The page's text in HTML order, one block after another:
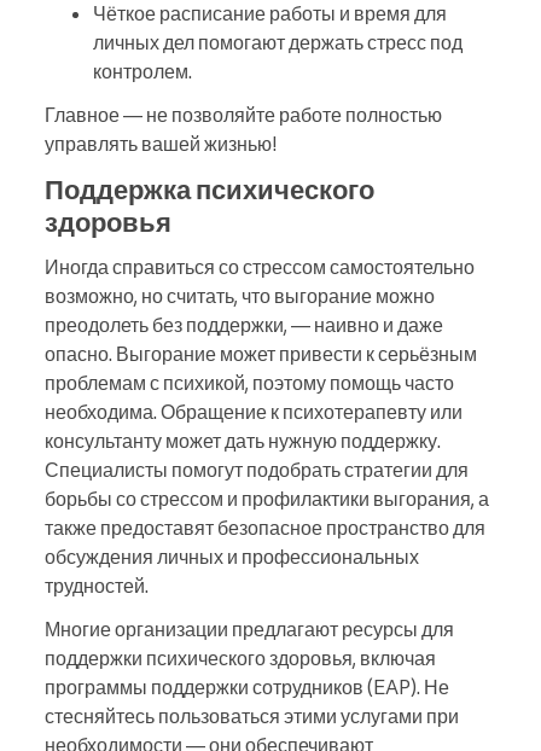
Чёткое расписание работы и время для
личных дел помогают держать стресс под
контролем.
Главное — не позволяйте работе полностью
управлять вашей жизнью!
Поддержка психического
здоровья
Иногда справиться со стрессом самостоятельно
возможно, но считать, что выгорание можно
преодолеть без поддержки, — наивно и даже
опасно. Выгорание может привести к серьёзным
проблемам с психикой, поэтому помощь часто
необходима. Обращение к психотерапевту или
консультанту может дать нужную поддержку.
Специалисты помогут подобрать стратегии для
борьбы со стрессом и профилактики выгорания, а
также предоставят безопасное пространство для
обсуждения личных и профессиональных
трудностей.
Многие организации предлагают ресурсы для
поддержки психического здоровья, включая
программы поддержки сотрудников (EAP). Не
стесняйтесь пользоваться этими услугами при
необходимости — они обеспечивают